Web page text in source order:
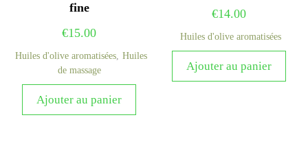
fine
€15.00
Huiles d'olive aromatisées, Huiles
de massage
Ajouter au panier
€14.00
Huiles d'olive aromatisées
Ajouter au panier